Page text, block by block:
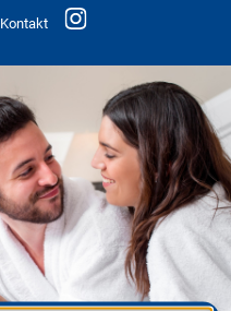
Kontakt